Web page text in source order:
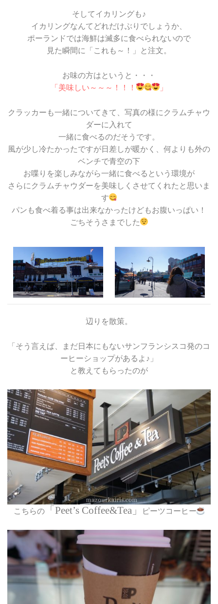
そしてイカリングも♪
イカリングなんてどれだけぶりでしょうか、
ポーランドでは海鮮は滅多に食べられないので
見た瞬間に「これも～！」と注文。
お味の方はというと・・・
「美味しい～～～！！！
」
クラッカーも一緒についてきて、写真の様にクラムチャウ
ダーに入れて
一緒に食べるのだそうです。
風が少し冷たかったですが日差しが暖かく、何よりも外の
ベンチで青空の下
お喋りを楽しみながら一緒に食べるという環境が
さらにクラムチャウダーを美味しくさせてくれたと思いま
す
パンも食べ着る事は出来なかったけどもお腹いっぱい！
ごちそうさまでした
辺りを散策。
「そう言えば、まだ日本にもないサンフランシスコ発のコ
ーヒーショップがあるよ♪」
と教えてもらったのが
こちらの 「 Peet’s Coffee&Tea 」 ピーツコーヒー